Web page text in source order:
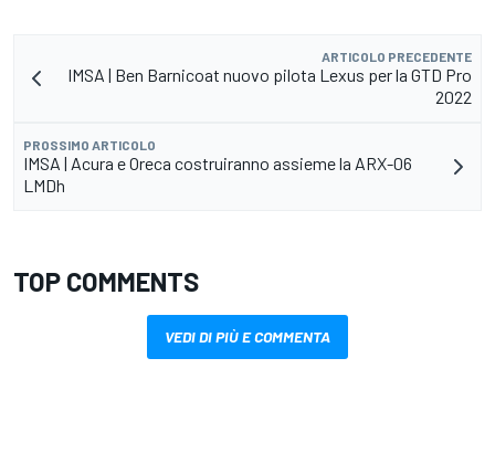
ARTICOLO PRECEDENTE
IMSA | Ben Barnicoat nuovo pilota Lexus per la GTD Pro
2022
PROSSIMO ARTICOLO
IMSA | Acura e Oreca costruiranno assieme la ARX-06
LMDh
TOP COMMENTS
VEDI DI PIÙ E COMMENTA